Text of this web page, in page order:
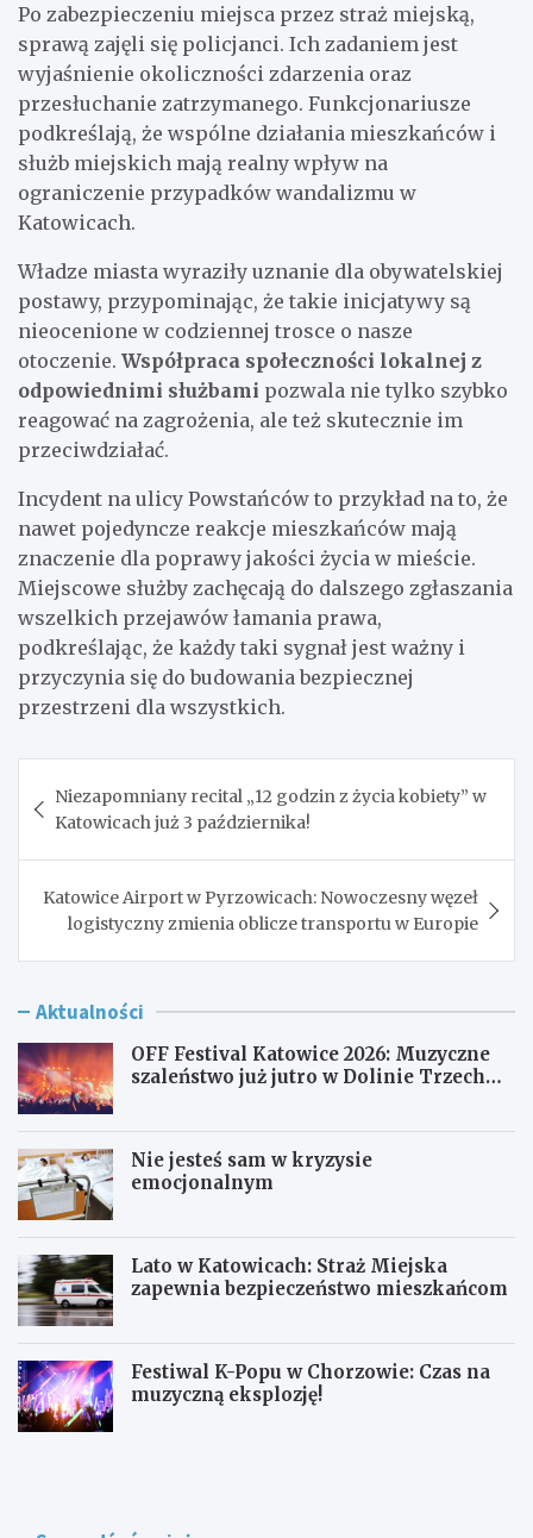
Po zabezpieczeniu miejsca przez straż miejską,
sprawą zajęli się policjanci. Ich zadaniem jest
wyjaśnienie okoliczności zdarzenia oraz
przesłuchanie zatrzymanego. Funkcjonariusze
podkreślają, że wspólne działania mieszkańców i
służb miejskich mają realny wpływ na
ograniczenie przypadków wandalizmu w
Katowicach.
Władze miasta wyraziły uznanie dla obywatelskiej
postawy, przypominając, że takie inicjatywy są
nieocenione w codziennej trosce o nasze
otoczenie. Współpraca społeczności lokalnej z
odpowiednimi służbami pozwala nie tylko szybko
reagować na zagrożenia, ale też skutecznie im
przeciwdziałać.
Incydent na ulicy Powstańców to przykład na to, że
nawet pojedyncze reakcje mieszkańców mają
znaczenie dla poprawy jakości życia w mieście.
Miejscowe służby zachęcają do dalszego zgłaszania
wszelkich przejawów łamania prawa,
podkreślając, że każdy taki sygnał jest ważny i
przyczynia się do budowania bezpiecznej
przestrzeni dla wszystkich.
wpisu
Niezapomniany recital „12 godzin z życia kobiety” w
Katowicach już 3 października!
Katowice Airport w Pyrzowicach: Nowoczesny węzeł
logistyczny zmienia oblicze transportu w Europie
Aktualności
OFF Festival Katowice 2026: Muzyczne
szaleństwo już jutro w Dolinie Trzech
Nie jesteś sam w kryzysie
emocjonalnym
Lato w Katowicach: Straż Miejska
zapewnia bezpieczeństwo mieszkańcom
Festiwal K-Popu w Chorzowie: Czas na
muzyczną eksplozję!
O
N